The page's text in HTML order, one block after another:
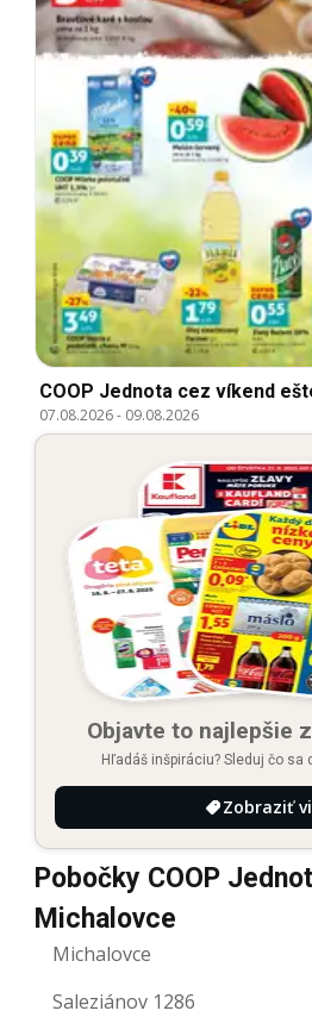
COOP Jednota cez víkend
07.08.2026- 09.08.2026
Objavte to najlepšie
Hľadáš inšpiráciu? Sleduj čo sa
Zobraziť
Pobočky COOP
Michalovce
Michalovce
Saleziánov 1286